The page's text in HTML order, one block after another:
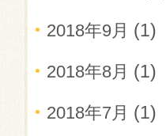
2018年9月 (1)
2018年8月 (1)
2018年7月 (1)